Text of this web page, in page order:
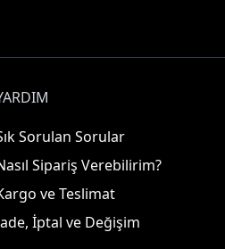
Sorulan Sorular
Sipariş Verebilirim?
ve Teslimat
İptal ve Değişim